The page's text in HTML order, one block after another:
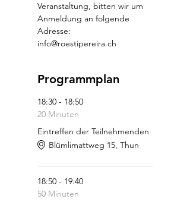
Veranstaltung, bitten wir um
Anmeldung an folgende
Adresse:
info@roestipereira.ch
Programmplan
18:30 - 18:50
20 Minuten
Eintreffen der Teilnehmenden
Blümlimattweg 15, Thun
18:50 - 19:40
50 Minuten